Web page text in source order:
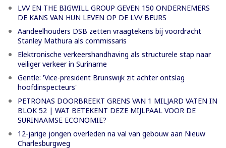
LVV EN THE BIGWILL GROUP GEVEN 150 ONDERNEMERS
DE KANS VAN HUN LEVEN OP DE LVV BEURS
Aandeelhouders DSB zetten vraagtekens bij voordracht
Stanley Mathura als commissaris
Elektronische verkeershandhaving als structurele stap naar
veiliger verkeer in Suriname
Gentle: 'Vice-president Brunswijk zit achter ontslag
hoofdinspecteurs'
PETRONAS DOORBREEKT GRENS VAN 1 MILJARD VATEN IN
BLOK 52 | WAT BETEKENT DEZE MIJLPAAL VOOR DE
SURINAAMSE ECONOMIE?
12-jarige jongen overleden na val van gebouw aan Nieuw
Charlesburgweg